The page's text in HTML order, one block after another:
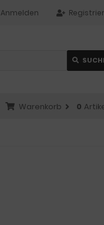
Anmelden
Warenkorb 0